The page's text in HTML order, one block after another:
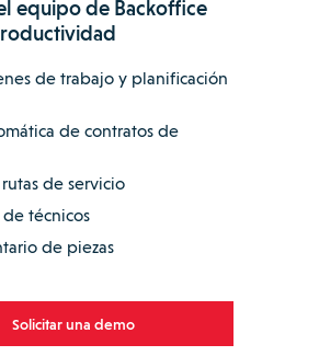
equipo de Backoffice
de trabajo y planificación
de contratos de
de servicio
de técnicos
de piezas
Solicitar una demo